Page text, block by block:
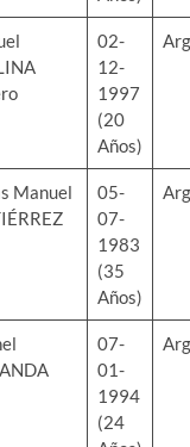
02-
12-
1997
(20
Años)
Manuel
05-
07-
1983
(35
Años)
07-
01-
1994
(24